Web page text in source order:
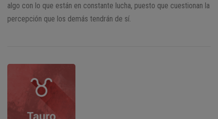
algo con lo que están en constante lucha, puesto que cuestionan la
percepción que los demás tendrán de sí.